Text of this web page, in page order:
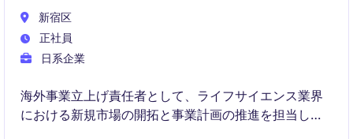
新宿区
正社員
日系企業
海外事業立上げ責任者として、ライフサイエンス業界
における新規市場の開拓と事業計画の推進を担当しま